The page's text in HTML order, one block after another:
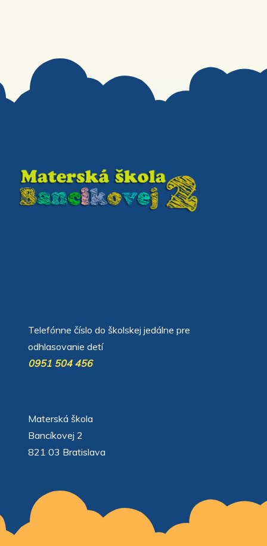
Telefónne číslo do školskej jedálne pre
odhlasovanie detí
0951 504 456
Materská škola
Bancíkovej 2
821 03 Bratislava